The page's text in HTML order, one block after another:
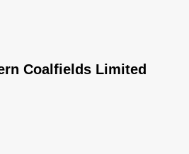
Coalfields Limited